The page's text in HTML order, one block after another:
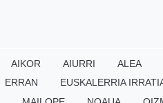
AIKOR AIURRI ALEA
ERRAN EUSKALERRIA